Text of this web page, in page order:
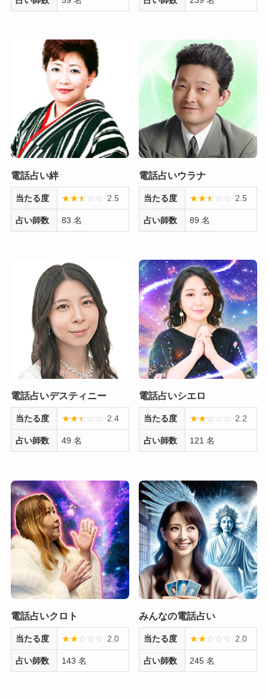
電話占い絆
当たる度 ★★★
☆ ☆ ☆ 2.5
占い師数 83 名
電話占いウラナ
当たる度 ★★★
☆ ☆ ☆ 2.5
占い師数 89 名
電話占いデスティニー
当たる度 ★★★
☆ ☆ ☆ 2.4
占い師数 49 名
電話占いシエロ
当たる度 ★★★
☆ ☆ ☆ 2.2
占い師数 121 名
電話占いクロト
当たる度 ★★☆ ☆ ☆ 2.0
占い師数 143 名
みんなの電話占い
当たる度 ★★☆ ☆ ☆ 2.0
占い師数 245 名